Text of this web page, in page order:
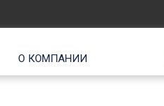
О КОМПАНИИ